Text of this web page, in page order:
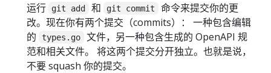
运行
git add 和 git commit
命令来提交你的更
改。现在你有两个提交（commits）： 一种包含编辑
的
types.go
文件，另一种包含生成的 OpenAPI 规
范和相关文件。 将这两个提交分开独立。也就是说，
不要 squash 你的提交。